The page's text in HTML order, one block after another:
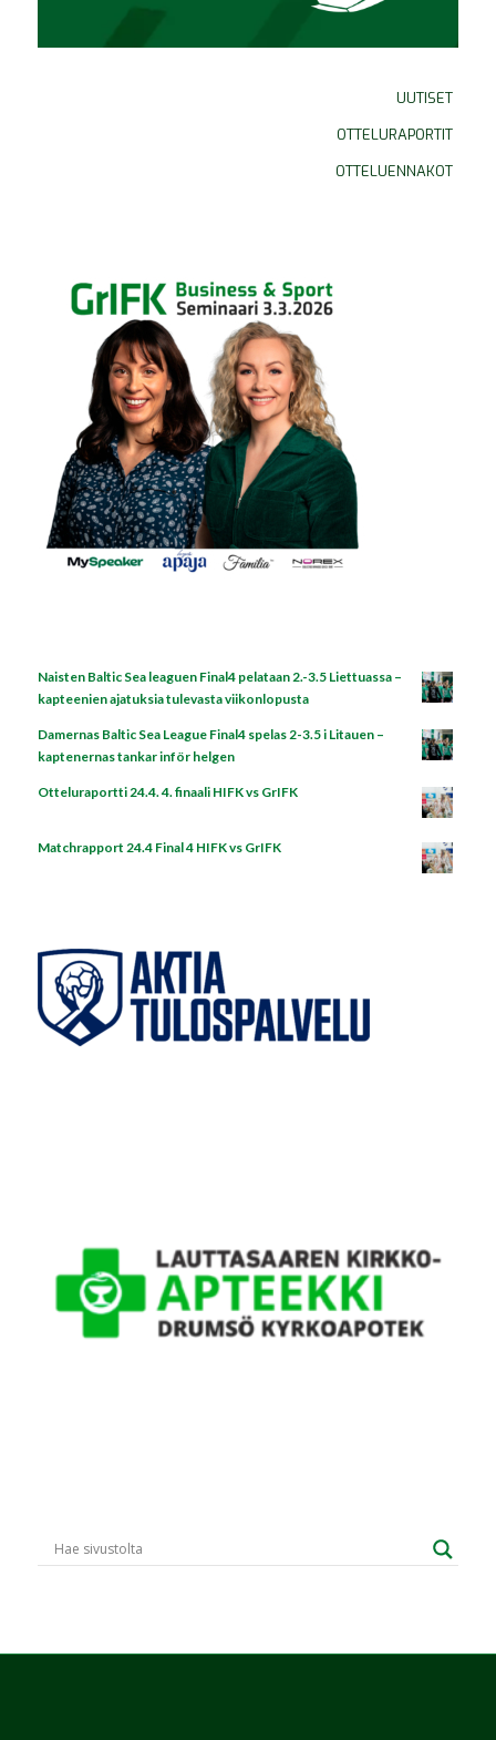
UUTISET
OTTELURAPORTIT
OTTELUENNAKOT
Naisten Baltic Sea leaguen Final4 pelataan 2.-3.5 Liettuassa –
kapteenien ajatuksia tulevasta viikonlopusta
Damernas Baltic Sea League Final4 spelas 2-3.5 i Litauen –
kaptenernas tankar inför helgen
Otteluraportti 24.4. 4. finaali HIFK vs GrIFK
Matchrapport 24.4 Final 4 HIFK vs GrIFK